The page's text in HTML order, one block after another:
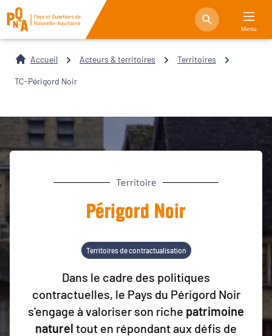
Menu
Accueil Acteurs & territoires Territoires
TC-Périgord Noir
Territoire
Périgord Noir
Territoires de contractualisation
Dans le cadre des politiques
contractuelles, le Pays du Périgord Noir
s'engage à valoriser son riche patrimoine
naturel tout en répondant aux défis de